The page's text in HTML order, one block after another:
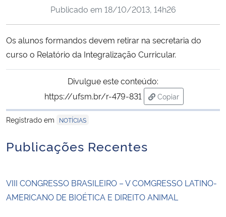
Ministério da Cidadania
Ministério da Ciência, Tecnologia, Inovações e Comunicações
Ministério do Meio Ambiente
Ministério do Turismo
Controladoria-Geral da União
Publicado em 18/10/2013, 14h26
Os alunos formandos devem retirar na secretaria do
curso o Relatório da Integralização Curricular.
Divulgue este conteúdo:
https://ufsm.br/r-479-831
Copiar
para área de
Registrado em
NOTÍCIAS
Publicações Recentes
VIII CONGRESSO BRASILEIRO – V COMGRESSO LATINO-
AMERICANO DE BIOÉTICA E DIREITO ANIMAL